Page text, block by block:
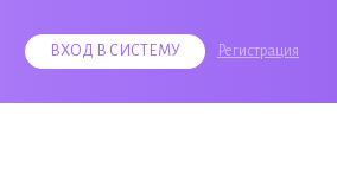
ВХОД В СИСТЕМУ Регистрация